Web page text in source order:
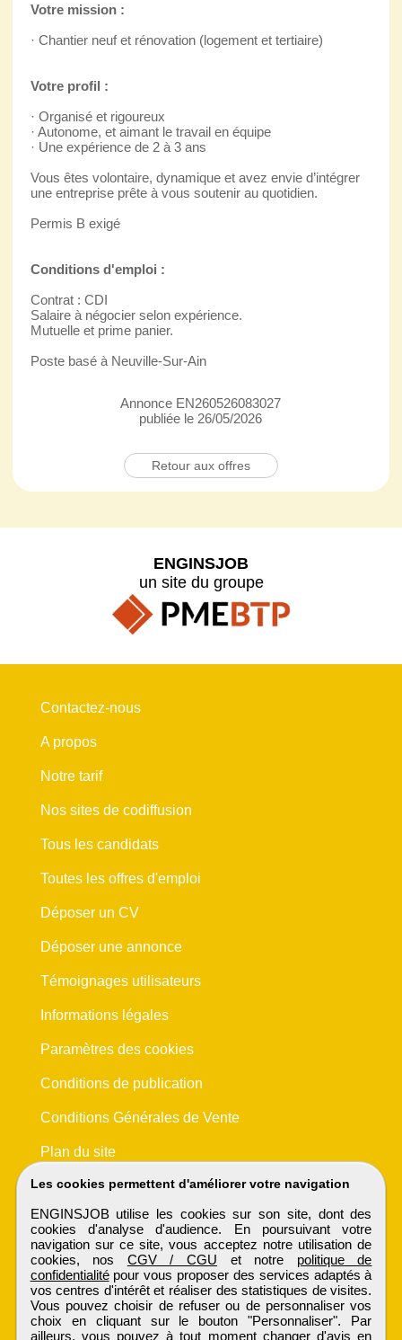
Votre mission :
· Chantier neuf et rénovation (logement et tertiaire)
Votre profil :
· Organisé et rigoureux
· Autonome, et aimant le travail en équipe
· Une expérience de 2 à 3 ans
Vous êtes volontaire, dynamique et avez envie d’intégrer
une entreprise prête à vous soutenir au quotidien.
Permis B exigé
Conditions d'emploi :
Contrat : CDI
Salaire à négocier selon expérience.
Mutuelle et prime panier.
Poste basé à Neuville-Sur-Ain
Annonce EN260526083027
publiée le 26/05/2026
Retour aux offres
Les cookies permettent d'améliorer votre navigation
ENGINSJOB utilise les cookies sur son site, dont des
cookies d'analyse d'audience. En poursuivant votre
navigation sur ce site, vous acceptez notre utilisation de
cookies, nos CGV / CGU et notre politique de
confidentialitépour vous proposer des services adaptés à
vos centres d'intérêt et réaliser des statistiques de visites.
Vous pouvez choisir de refuser ou de personnaliser vos
choix en cliquant sur le bouton "Personnaliser". Par
ailleurs, vous pouvez à tout moment changer d'avis en
ENGINSJOB
un site du groupe
Contactez-nous
A propos
Notre tarif
Nos sites de codiffusion
Tous les candidats
Toutes les offres d'emploi
Déposer un CV
Déposer une annonce
Témoignages utilisateurs
Informations légales
Paramètres des cookies
Conditions de publication
Conditions Générales de Vente
Plan du site